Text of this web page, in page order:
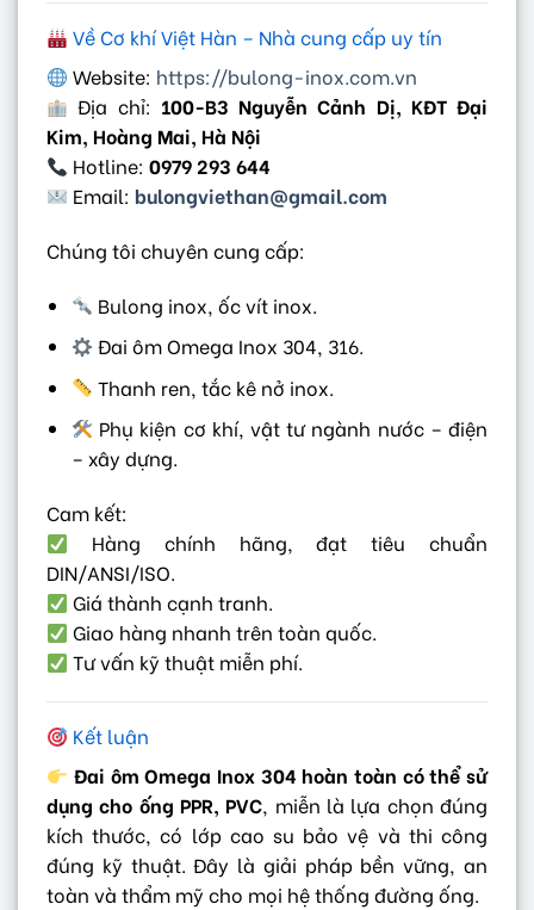
Về Cơ khí Việt Hàn – Nhà cung cấp uy tín
Website: https://bulong-inox.com.vn
Địa chỉ: 100-B3 Nguyễn Cảnh Dị, KĐT Đại
Kim, Hoàng Mai, Hà Nội
Hotline:0979 293 644
Email: bulongviethan@gmail.com
Chúng tôi chuyên cung cấp:
Bulong inox, ốc vít inox.
Đai ôm Omega Inox 304, 316.
Thanh ren, tắc kê nở inox.
Phụ kiện cơ khí, vật tư ngành nước – điện
– xây dựng.
Cam kết:
Hàng chính hãng, đạt tiêu chuẩn
DIN/ANSI/ISO.
Giá thành cạnh tranh.
Giao hàng nhanh trên toàn quốc.
Tư vấn kỹ thuật miễn phí.
Kết luận
Đai ôm Omega Inox 304 hoàn toàn có thể sử
dụng cho ống PPR, PVC, miễn là lựa chọn đúng
kích thước, có lớp cao su bảo vệ và thi công
đúng kỹ thuật. Đây là giải pháp bền vững, an
toàn và thẩm mỹ cho mọi hệ thống đường ống.